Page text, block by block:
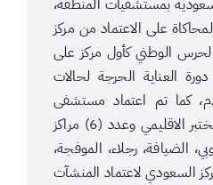
بمستشفيات المنطقة،
على الاعتماد من مركز
الوطني كأول مركز على
العناية الحرجة لحالات
كما تم اعتماد مستشفى
نجران العام الجديد والمختبر الاقليمي وعدد (6) مراكز
الضيافة، رجلاء، الموفجة،
السعودي لاعتماد المنشآت